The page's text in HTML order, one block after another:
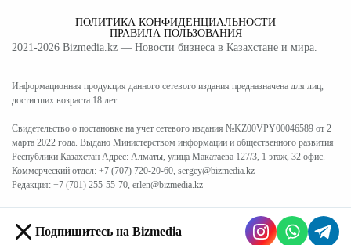
ПОЛИТИКА КОНФИДЕНЦИАЛЬНОСТИ
ПРАВИЛА ПОЛЬЗОВАНИЯ
2021-2026 Bizmedia.kz — Новости бизнеса в Казахстане и мира.
Информационная продукция данного сетевого издания предназначена для лиц,
достигших возраста 18 лет
Свидетельство о постановке на учет сетевого издания №KZ00VPY00046589 от 2
марта 2022 года. Выдано Министерством информации и общественного развития
Республики Казахстан Адрес: Алматы, улица Макатаева 127/3, 1 этаж, 32 офис.
Коммерческий отдел: +7 (707) 720-20-60 sergey@bizmedia.kz
Редакция: +7 (701) 255-55-70 erlen@bizmedia.kz
Подпишитесь на Bizmedia